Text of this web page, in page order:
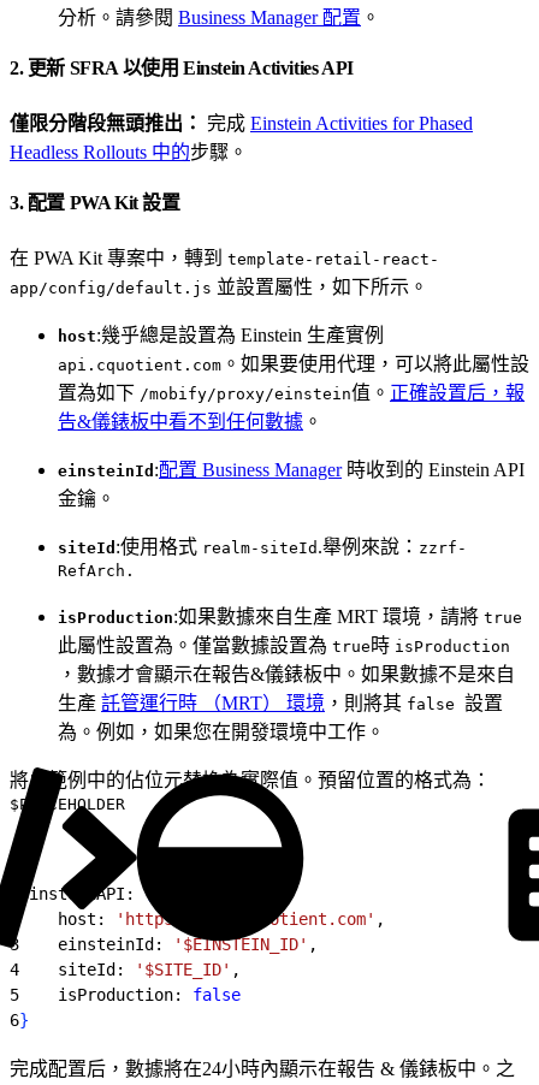
分析。請參閱 Business Manager 配置 。
2. 更新 SFRA 以使用 Einstein Activities API
僅限分階段無頭推出： 完成 Einstein Activities for Phased
Headless Rollouts 中的步驟。
3. 配置 PWA Kit 設置
在 PWA Kit 專案中，轉到 template-retail-react-
app/config/default.js 並設置屬性，如下所示。
host:幾乎總是設置為 Einstein 生產實例
api.cquotient.com 。如果要使用代理，可以將此屬性設
置為如下 /mobify/proxy/einstein值。 正確設置后，報
告&儀錶板中看不到任何數據 。
einsteinId :配置 Business Manager時收到的 Einstein API
金鑰。
siteId :使用格式 realm-siteId .舉例來說： zzrf-
RefArch.
isProduction:如果數據來自生產 MRT 環境，請將 true
此屬性設置為。僅當數據設置為 true 時 isProduction
，數據才會顯示在報告&儀錶板中。如果數據不是來自
生產 託管運行時 （MRT） 環境 ，則將其 false 設置
為。例如，如果您在開發環境中工作。
將此範例中的佔位元替換為實際值。預留位置的格式為：
$PLACEHOLDER
einsteinAPI: {
    host:
'https://api.cquotient.com' ,
3
    einsteinId:
'$EINSTEIN_ID' ,
4
    siteId:
'$SITE_ID' ,
5
    isProduction:
false
6}
完成配置后，數據將在24小時內顯示在報告 & 儀錶板中。之